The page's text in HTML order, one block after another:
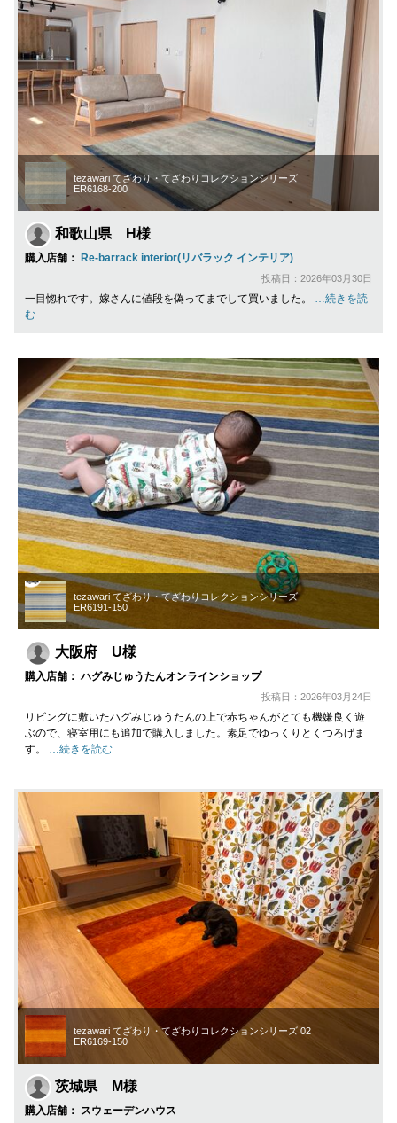
tezawari てざわり・てざわりコレクションシリーズ
ER6168-200
和歌山県 H様
購入店舗： Re-barrack interior(リバラック インテリア)
投稿日：2026年03月30日
一目惚れです。嫁さんに値段を偽ってまでして買いました。 …続きを読
む
tezawari てざわり・てざわりコレクションシリーズ
ER6191-150
大阪府 U様
購入店舗： ハグみじゅうたんオンラインショップ
投稿日：2026年03月24日
リビングに敷いたハグみじゅうたんの上で赤ちゃんがとても機嫌良く遊
ぶので、寝室用にも追加で購入しました。素足でゆっくりとくつろげま
す。 …続きを読む
tezawari てざわり・てざわりコレクションシリーズ 02
ER6169-150
茨城県 M様
購入店舗： スウェーデンハウス